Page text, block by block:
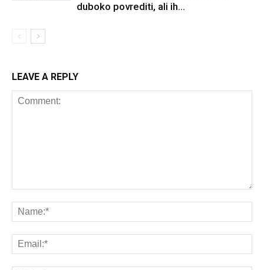
duboko povrediti, ali ih...
LEAVE A REPLY